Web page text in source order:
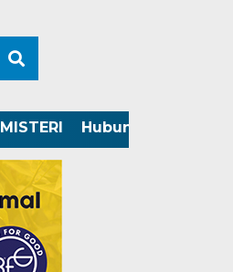
MISTERI Hubungi Kami